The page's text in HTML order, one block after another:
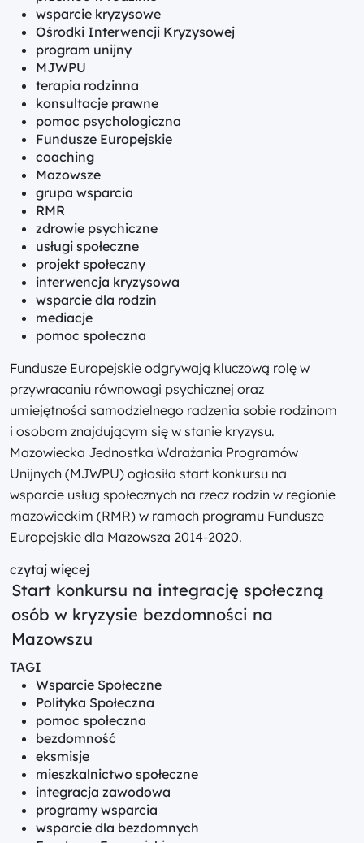
wsparcie kryzysowe
Ośrodki Interwencji Kryzysowej
program unijny
MJWPU
terapia rodzinna
konsultacje prawne
pomoc psychologiczna
Fundusze Europejskie
coaching
Mazowsze
grupa wsparcia
RMR
zdrowie psychiczne
usługi społeczne
projekt społeczny
interwencja kryzysowa
wsparcie dla rodzin
mediacje
pomoc społeczna
Fundusze Europejskie odgrywają kluczową rolę w
przywracaniu równowagi psychicznej oraz
umiejętności samodzielnego radzenia sobie rodzinom
i osobom znajdującym się w stanie kryzysu.
Mazowiecka Jednostka Wdrażania Programów
Unijnych (MJWPU) ogłosiła start konkursu na
wsparcie usług społecznych na rzecz rodzin w regionie
mazowieckim (RMR) w ramach programu Fundusze
Europejskie dla Mazowsza 2014-2020.
czytaj więcej
Start konkursu na integrację społeczną
osób w kryzysie bezdomności na
Mazowszu
TAGI
Wsparcie Społeczne
Polityka Społeczna
pomoc społeczna
bezdomność
eksmisje
mieszkalnictwo społeczne
integracja zawodowa
programy wsparcia
wsparcie dla bezdomnych